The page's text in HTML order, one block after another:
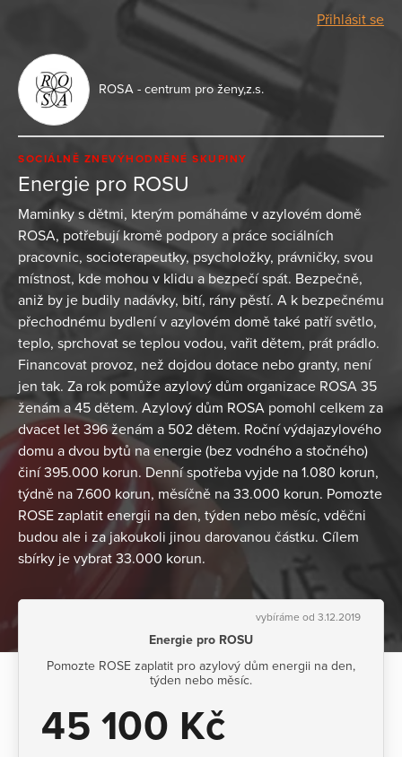
Přihlásit se
ROSA - centrum pro ženy,z.s.
SOCIÁLNĚ ZNEVÝHODNĚNÉ SKUPINY
Energie pro ROSU
Maminky s dětmi, kterým pomáháme v azylovém domě
ROSA, potřebují kromě podpory a práce sociálních
pracovnic, socioterapeutky, psycholožky, právničky, svou
místnost, kde mohou v klidu a bezpečí spát. Bezpečně,
aniž by je budily nadávky, bití, rány pěstí. A k bezpečnému
přechodnému bydlení v azylovém domě také patří světlo,
teplo, sprchovat se teplou vodou, vařit dětem, prát prádlo.
Financovat provoz, než dojdou dotace nebo granty, není
jen tak. Za rok pomůže azylový dům organizace ROSA 35
ženám a 45 dětem. Azylový dům ROSA pomohl celkem za
dvacet let 396 ženám a 502 dětem. Roční výdajazylového
domu a dvou bytů na energie (bez vodného a stočného)
činí 395.000 korun. Denní spotřeba vyjde na 1.080 korun,
týdně na 7.600 korun, měsíčně na 33.000 korun. Pomozte
ROSE zaplatit energii na den, týden nebo měsíc, vděčni
budou ale i za jakoukoli jinou darovanou částku. Cílem
sbírky je vybrat 33.000 korun.
vybíráme od 3.12.2019
Energie pro ROSU
Pomozte ROSE zaplatit pro azylový dům energii na den,
týden nebo měsíc.
45 100 Kč